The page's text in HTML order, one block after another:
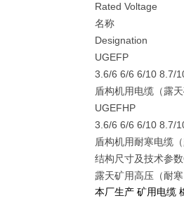
Rated Voltage
名称
Designation
UGEFP
3.6/6 6/6 6/10 8.7/
盾构机用电缆（露
UGEFHP
3.6/6 6/6 6/10 8.7/
盾构机用耐寒电缆
结构尺寸及技术参
露天矿用高压（耐
本厂生产 矿用电缆